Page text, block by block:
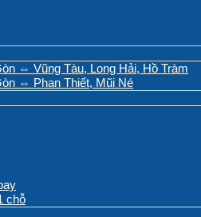
⇔ Vũng Tàu, Long Hải, Hồ Tràm
⇔ Phan Thiết, Mũi Né
chỗ